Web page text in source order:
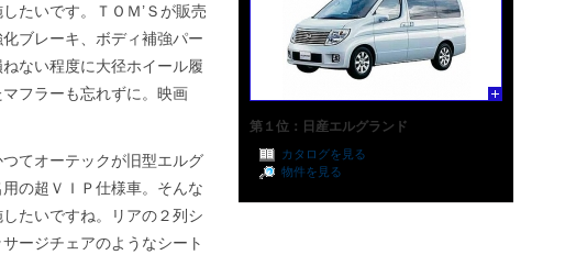
たいです。ＴＯＭ’Ｓが販売
ブレーキ、ボディ補強パー
ない程度に大径ホイール履
フラーも忘れずに。映画
てオーテックが旧型エルグ
の超ＶＩＰ仕様車。そんな
たいですね。リアの２列シ
ージチェアのようなシート
第１位：日産エルグランド
カタログを見る
物件を見る